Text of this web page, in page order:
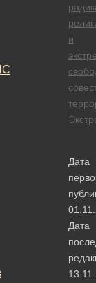
и
Дата
Дата